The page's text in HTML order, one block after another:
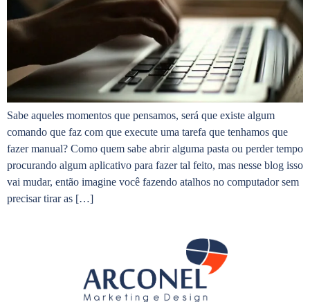
Sabe aqueles momentos que pensamos, será que existe algum
comando que faz com que execute uma tarefa que tenhamos que
fazer manual? Como quem sabe abrir alguma pasta ou perder tempo
procurando algum aplicativo para fazer tal feito, mas nesse blog isso
vai mudar, então imagine você fazendo atalhos no computador sem
precisar tirar as […]